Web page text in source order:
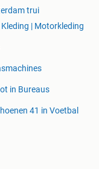
trui
| Motorkleding
in Bureaus
41 in Voetbal